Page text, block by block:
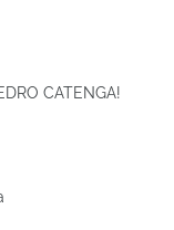
CATENGA!